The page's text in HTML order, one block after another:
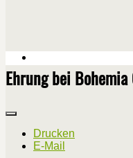
Ehrung bei
Drucken
E-Mail